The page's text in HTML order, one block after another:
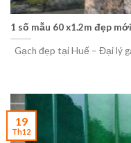
1 số mẫu 60 x1.2m đẹp
Gạch đẹp tại Huế – Đại lý
19
Th12